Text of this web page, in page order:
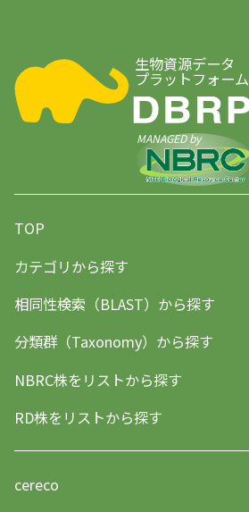
生物資源データ
プラットフォーム
MANAGED by
TOP
カテゴリから探す
相同性検索（BLAST）から探す
分類群（Taxonomy）から探す
NBRC株をリストから探す
RD株をリストから探す
cereco